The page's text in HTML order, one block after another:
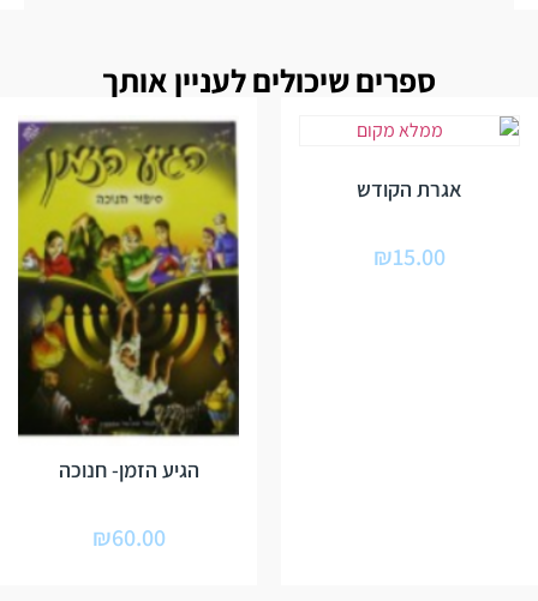
ספרים שיכולים לעניין אותך
אגרת הקודש
₪15.00
הגיע הזמן- חנוכה
₪60.00